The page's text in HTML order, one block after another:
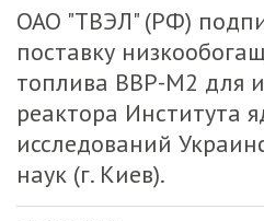
ОАО "ТВЭЛ" (РФ)
поставку
топлива ВВР-М2 для
реактора Института
исследований
наук (г. Киев).